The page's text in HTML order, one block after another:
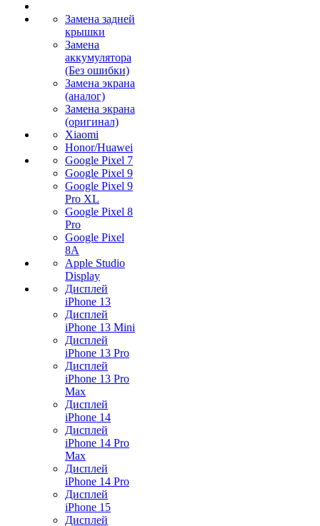
Замена задней
крышки
Замена
аккумулятора
(Без ошибки)
Замена экрана
(аналог)
Замена экрана
(оригинал)
Xiaomi
Honor/Huawei
Google Pixel 7
Google Pixel 9
Google Pixel 9
Pro XL
Google Pixel 8
Pro
Google Pixel
8A
Apple Studio
Display
Дисплей
iPhone 13
Дисплей
iPhone 13 Mini
Дисплей
iPhone 13 Pro
Дисплей
iPhone 13 Pro
Max
Дисплей
iPhone 14
Дисплей
iPhone 14 Pro
Max
Дисплей
iPhone 14 Pro
Дисплей
iPhone 15
Дисплей